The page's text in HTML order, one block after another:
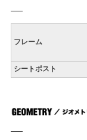
フレーム
シートポスト